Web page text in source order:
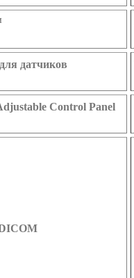
датчиков
Control Panel